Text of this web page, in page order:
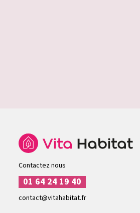
Contactez nous
01 64 24 19 40
contact@vitahabitat.fr